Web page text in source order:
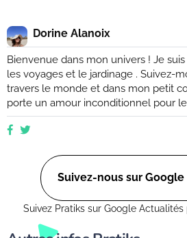
Dorine Alanoix
Bienvenue dans mon univers ! Je
les voyages et le jardinage . Suivez-
travers le monde et dans mon petit
porte un amour inconditionnel pour
est mon havre de paix, un endroit où
et m'émerveiller devant la beauté de
ce soit dans un petit coin de balcon
verdoyant. Suivez-nous sur Google
Suivez Pratiks sur Google